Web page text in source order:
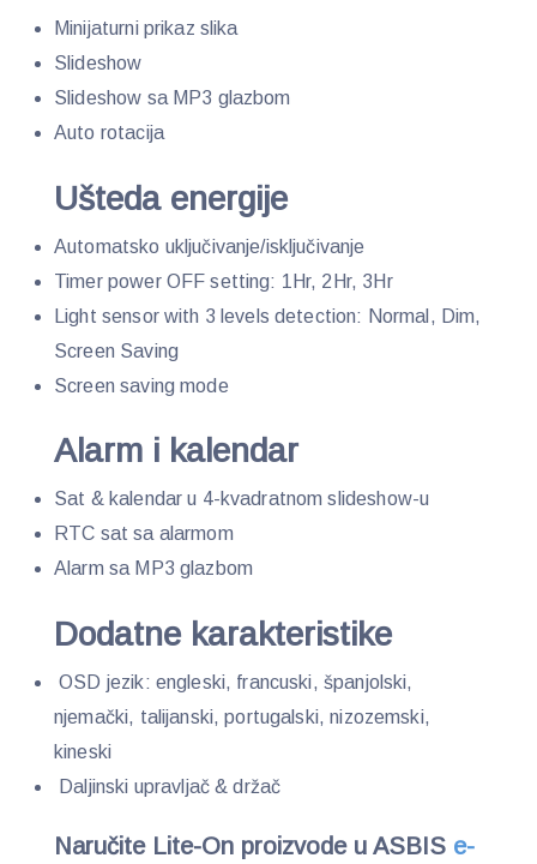
Minijaturni prikaz slika
Slideshow
Slideshow sa MP3 glazbom
Auto rotacija
Ušteda energije
Automatsko uključivanje/isključivanje
Timer power OFF setting: 1Hr, 2Hr, 3Hr
Light sensor with 3 levels detection: Normal, Dim,
Screen Saving
Screen saving mode
Alarm i kalendar
Sat & kalendar u 4-kvadratnom slideshow-u
RTC sat sa alarmom
Alarm sa MP3 glazbom
Dodatne karakteristike
OSD jezik: engleski, francuski, španjolski,
njemački, talijanski, portugalski, nizozemski,
kineski
Daljinski upravljač & držač
Naručite Lite-On proizvode u ASBIS e-